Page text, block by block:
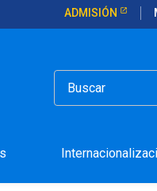
ADMISIÓN
en